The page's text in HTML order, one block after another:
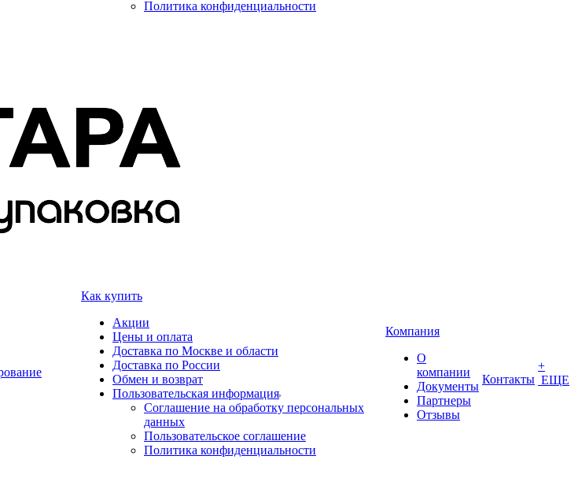
Политика конфиденциальности
Как купить
Акции
Цены и оплата
Доставка по Москве и области
Доставка по России
Обмен и возврат
Пользовательская информация
Соглашение на обработку персональных
данных
Пользовательское соглашение
Политика конфиденциальности
Компания
О
компании
Документы
Партнеры
Отзывы
Контакты
+
ЕЩЕ